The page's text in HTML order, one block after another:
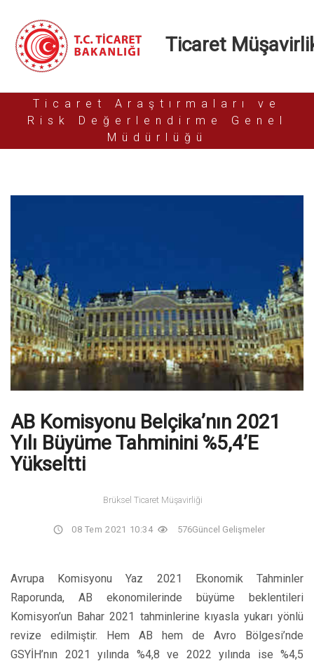
Ticaret
Ticaret Araştırmaları ve
Risk Değerlendirme Genel
Müdürlüğü
AB Komisyonu Belçika’nın 2021
Yılı Büyüme Tahminini %5,4’e
Yükseltti
Brüksel Ticaret Müşavirliği
08 Tem 2021 10:34 576Güncel Gelişmeler
Avrupa Komisyonu Yaz 2021 Ekonomik Tahminler
Raporunda, AB ekonomilerinde büyüme beklentileri
Komisyon’un Bahar 2021 tahminlerine kıyasla yukarı yönlü
revize edilmiştir. Hem AB hem de Avro Bölgesi’nde
GSYİH’nın 2021 yılında %4,8 ve 2022 yılında ise %4,5